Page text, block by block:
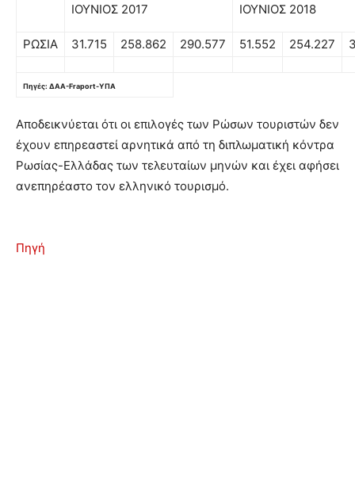
ΙΟΥΝΙΟΣ 2017 ΙΟΥΝΙΟΣ 2018
ΡΩΣΙΑ 31.715 258.862 290.577 51.552 254.227
Πηγές: ΔΑΑ-Fraport-ΥΠΑ
Αποδεικνύεται ότι οι επιλογές των Ρώσων τουριστών δεν
έχουν επηρεαστεί αρνητικά από τη διπλωματική κόντρα
Ρωσίας-Ελλάδας των τελευταίων μηνών και έχει αφήσει
ανεπηρέαστο τον ελληνικό τουρισμό.
Πηγή